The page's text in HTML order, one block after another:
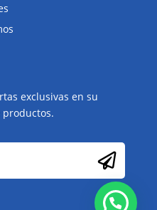
exclusivas en su
productos.